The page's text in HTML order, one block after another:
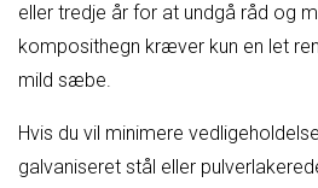
eller tredje år for at undgå råd og
komposithegn kræver kun en let
mild sæbe.
Hvis du vil minimere
galvaniseret stål eller